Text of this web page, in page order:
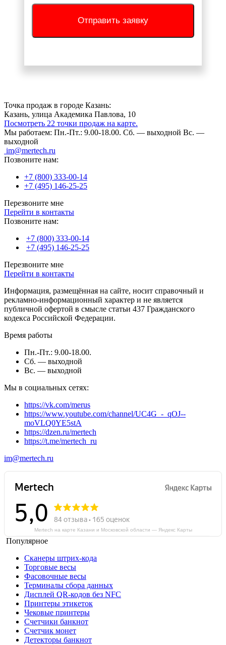
Отправить заявку
Точка продаж в городе Казань:
Казань, улица Академика Павлова, 10
Посмотреть 22 точки продаж на карте.
Мы работаем: Пн.-Пт.: 9.00-18.00. Сб. — выходной Вс. —
выходной
im@mertech.ru
Позвоните нам:
+7 (800) 333-00-14
+7 (495) 146-25-25
Перезвоните мне
Перейти в контакты
Позвоните нам:
+7 (800) 333-00-14
+7 (495) 146-25-25
Перезвоните мне
Перейти в контакты
Информация, размещённая на сайте, носит справочный и
рекламно-информационный характер и не является
публичной офертой в смысле статьи 437 Гражданского
кодекса Российской Федерации.
Время работы
Пн.-Пт.: 9.00-18.00.
Сб. — выходной
Вс. — выходной
Мы в социальных сетях:
https://vk.com/merus
https://www.youtube.com/channel/UC4G_-_qOJ--
moVLQ0YE5stA
https://dzen.ru/mertech
https://t.me/mertech_ru
im@mertech.ru
Mertech на карте Казани и Московской области — Яндекс Карты
Популярное
Сканеры штрих-кода
Торговые весы
Фасовочные весы
Терминалы сбора данных
Дисплей QR-кодов без NFC
Принтеры этикеток
Чековые принтеры
Счетчики банкнот
Счетчик монет
Детекторы банкнот